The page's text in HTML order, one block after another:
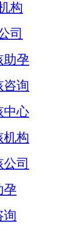
构
司
助孕
咨询
中心
机构
司
孕
询